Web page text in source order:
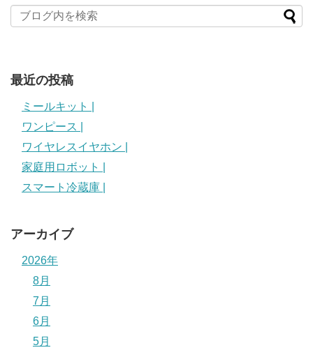
最近の投稿
ミールキット |
ワンピース |
ワイヤレスイヤホン |
家庭用ロボット |
スマート冷蔵庫 |
アーカイブ
2026年
8月
7月
6月
5月